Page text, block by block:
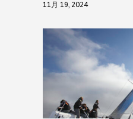
11月 19, 2024